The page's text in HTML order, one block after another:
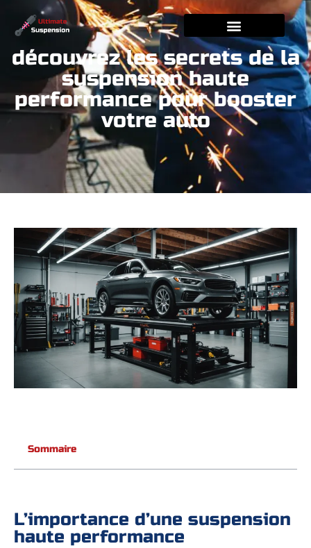
découvrez les secrets de la
suspension haute
performance pour booster
votre auto
Sommaire
L’importance d’une suspension
haute performance